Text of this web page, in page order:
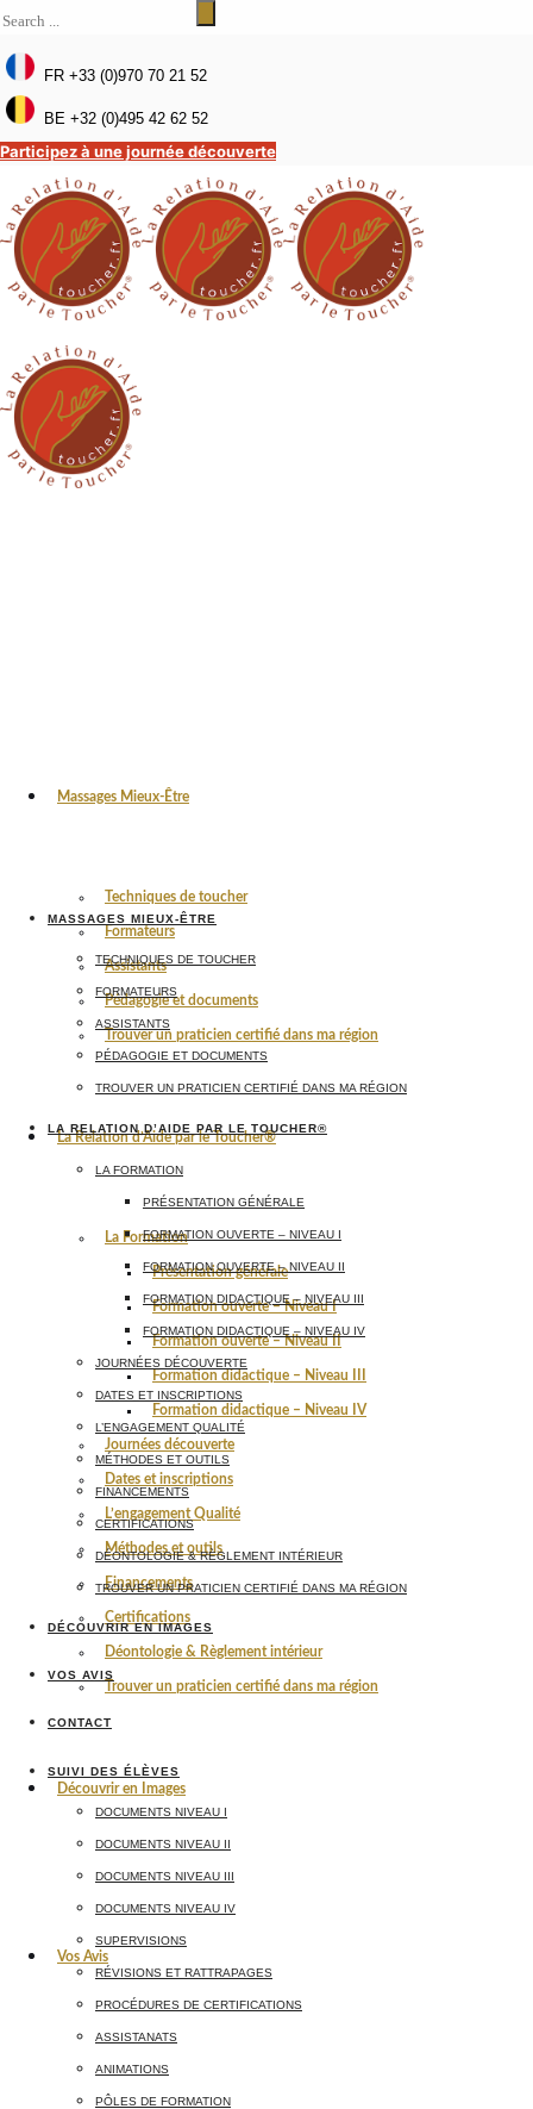
FR +33 (0)970 70 21 52
BE +32 (0)495 42 62 52
Participez à une journée découverte
Massages Mieux-Être
Techniques de toucher
Formateurs
Assistants
Pédagogie et documents
Trouver un praticien certifié dans ma région
La Relation d’Aide par le Toucher®
La Formation
Présentation générale
Formation ouverte – Niveau I
Formation ouverte – Niveau II
Formation didactique – Niveau III
Formation didactique – Niveau IV
Journées découverte
Dates et inscriptions
L’engagement Qualité
Méthodes et outils
Financements
Certifications
Déontologie & Règlement intérieur
Trouver un praticien certifié dans ma région
Découvrir en Images
Vos Avis
MASSAGES MIEUX-ÊTRE
TECHNIQUES DE TOUCHER
FORMATEURS
ASSISTANTS
PÉDAGOGIE ET DOCUMENTS
TROUVER UN PRATICIEN CERTIFIÉ DANS MA RÉGION
LA RELATION D’AIDE PAR LE TOUCHER®
LA FORMATION
PRÉSENTATION GÉNÉRALE
FORMATION OUVERTE – NIVEAU I
FORMATION OUVERTE – NIVEAU II
FORMATION DIDACTIQUE – NIVEAU III
FORMATION DIDACTIQUE – NIVEAU IV
JOURNÉES DÉCOUVERTE
DATES ET INSCRIPTIONS
L’ENGAGEMENT QUALITÉ
MÉTHODES ET OUTILS
FINANCEMENTS
CERTIFICATIONS
DÉONTOLOGIE & RÈGLEMENT INTÉRIEUR
TROUVER UN PRATICIEN CERTIFIÉ DANS MA RÉGION
DÉCOUVRIR EN IMAGES
VOS AVIS
CONTACT
SUIVI DES ÉLÈVES
DOCUMENTS NIVEAU I
DOCUMENTS NIVEAU II
DOCUMENTS NIVEAU III
DOCUMENTS NIVEAU IV
SUPERVISIONS
RÉVISIONS ET RATTRAPAGES
PROCÉDURES DE CERTIFICATIONS
ASSISTANATS
ANIMATIONS
PÔLES DE FORMATION